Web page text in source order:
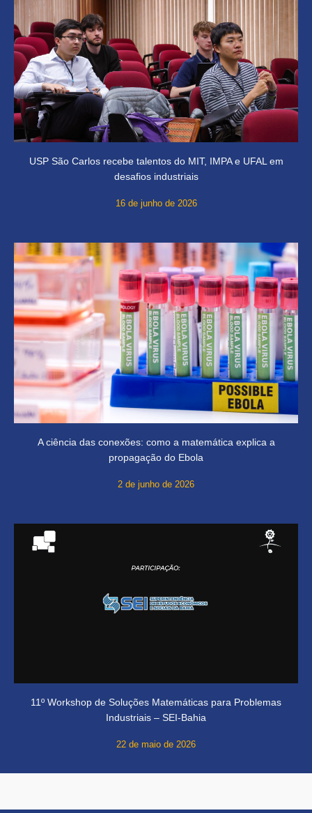
USP São Carlos recebe talentos do MIT, IMPA e UFAL em
desafios industriais
16 de junho de 2026
A ciência das conexões: como a matemática explica a
propagação do Ebola
2 de junho de 2026
11º Workshop de Soluções Matemáticas para Problemas
Industriais – SEI-Bahia
22 de maio de 2026